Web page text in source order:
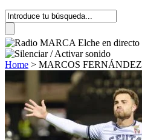
Home > MARCOS FERNÁNDEZ